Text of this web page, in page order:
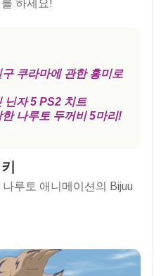
하세요!
쿠라마에 관한 흥미로
닌자 5 PS2 치트
나루토 두꺼비 5마리!
루토 애니메이션의 Bijuu